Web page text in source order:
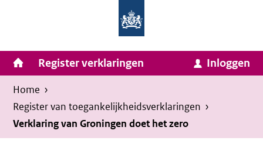
inhoud
van
Zaken
en
Koninkrijksrelaties
Homepage
van
Invulassistent
Toegankelijkheidsverklaring
Toegankelijkheidsverklaring
Hoofdnavigatie
Register verklaringen Inloggen
Kruimelpad
U
bevindt
zich
hier:
Home ›
Register van toegankelijkheids­verklaringen ›
Verklaring van Groningen doet het zero